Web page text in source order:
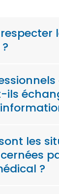
ils
les
?